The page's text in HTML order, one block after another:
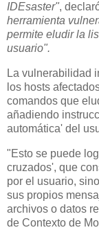
IDEsaster",
herramienta
permite eludir la
usuario".
La vulnerabilidad
los hosts
comandos que
añadiendo
automática' del
"Esto se puede
cruzados', que
por el usuario,
sus propios
archivos o datos
de Contexto de